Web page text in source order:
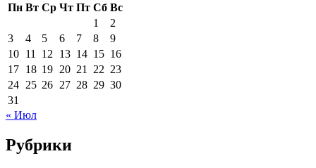
Пн Вт Ср Чт Пт Сб Вс
1
2
3
4 5 6 7 8
9
10 11 12 13 14 15 16
17 18 19 20 21 22 23
24 25 26 27 28 29 30
31
« Июл
Рубрики